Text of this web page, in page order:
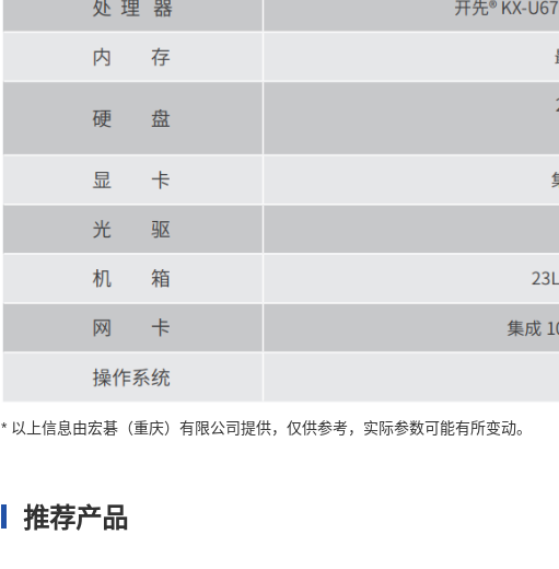
* 以上信息由宏碁（重庆）有限公司提供，仅供参考，实际参数可能有所变动。
推荐产品